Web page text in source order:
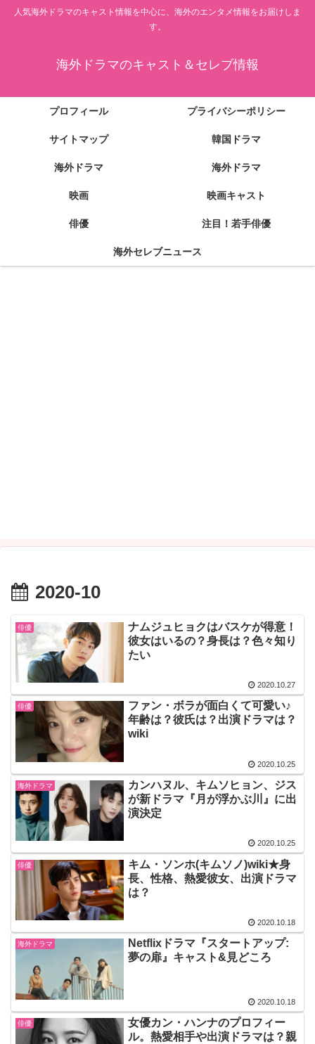
人気海外ドラマのキャスト情報を中心に、海外のエンタメ情報をお届けしま
す。
海外ドラマのキャスト＆セレブ情報
プロフィール プライバシーポリシー
サイトマップ 韓国ドラマ
海外ドラマ 海外ドラマ
映画 映画キャスト
俳優 注目！若手俳優
海外セレブニュース
2020-10
俳優
ナムジュヒョクはバスケが得意！
彼女はいるの？身長は？色々知り
たい
2020.10.27
俳優
ファン・ボラが面白くて可愛い♪
年齢は？彼氏は？出演ドラマは？
wiki
2020.10.25
海外ドラマ
カンハヌル、キムソヒョン、ジス
が新ドラマ『月が浮かぶ川』に出
演決定
2020.10.25
俳優
キム・ソンホ(キムソノ)wiki★身
長、性格、熱愛彼女、出演ドラマ
は？
2020.10.18
海外ドラマ
Netflixドラマ『スタートアップ:
夢の扉』キャスト&見どころ
2020.10.18
俳優
女優カン・ハンナのプロフィー
ル。熱愛相手や出演ドラマは？親